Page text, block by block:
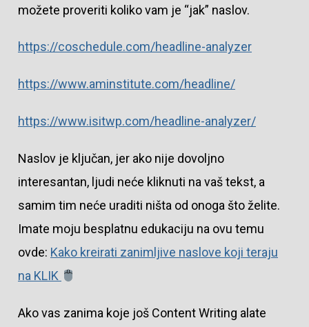
možete proveriti koliko vam je “jak” naslov.
https://coschedule.com/headline-analyzer
https://www.aminstitute.com/headline/
https://www.isitwp.com/headline-analyzer/
Naslov je ključan, jer ako nije dovoljno
interesantan, ljudi neće kliknuti na vaš tekst, a
samim tim neće uraditi ništa od onoga što želite.
Imate moju besplatnu edukaciju na ovu temu
ovde: Kako kreirati zanimljive naslove koji teraju
na KLIK
Ako vas zanima koje još Content Writing alate